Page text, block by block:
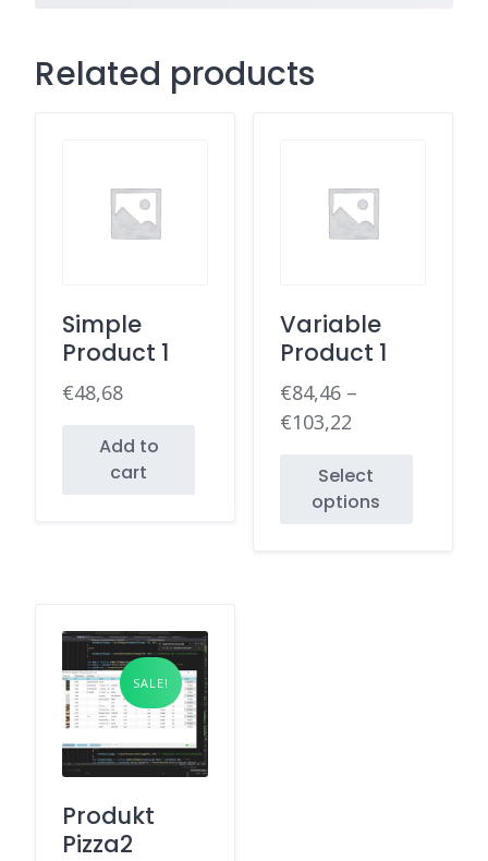
Related products
Simple
Product 1
€48,68
Add to
cart
Variable
Product 1
€84,46–
€103,22
Select
options
SALE!
Produkt
Pizza2